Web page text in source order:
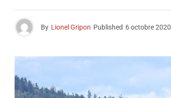
By Lionel Gripon Published 6 octobre 2020